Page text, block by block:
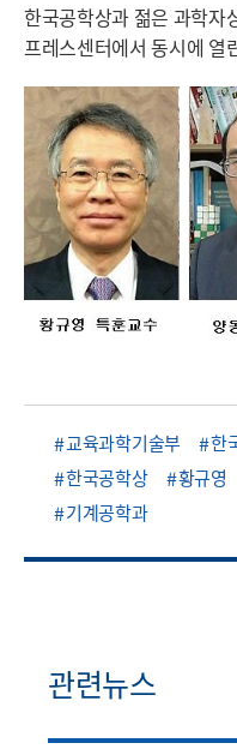
한국공학상과 젊은 과학자
프레스센터에서 동시에 열
교육과학기술부 한
한국공학상
황규영
기계공학과
관련뉴스